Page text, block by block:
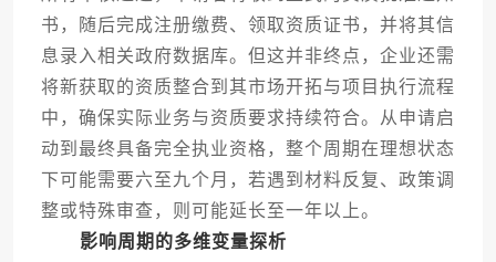
书，随后完成注册缴费、领取资质证书，并将其信
息录入相关政府数据库。但这并非终点，企业还需
将新获取的资质整合到其市场开拓与项目执行流程
中，确保实际业务与资质要求持续符合。从申请启
动到最终具备完全执业资格，整个周期在理想状态
下可能需要六至九个月，若遇到材料反复、政策调
整或特殊审查，则可能延长至一年以上。
影响周期的多维变量探析